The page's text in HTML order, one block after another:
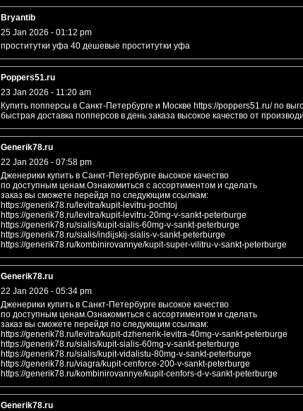
Bryantib
25 Jan 2026 - 01:12 pm
проститутки уфа 40 дешевые проститутки уфа
Poppers51.ru
23 Jan 2026 - 11:20 am
Купить попперсы в Санкт-Петербурге и Москве https://poppers51.ru/ по
быстрая доставка попперсов в день заказа высокое качество от
Generik78.ru
22 Jan 2026 - 07:58 pm
Дженерики купить в Санкт-Петербурге высокое качество
по доступным ценам.Ознакомиться с ассортиментом и сделать
заказ вы сможете перейдя по следующим ссылкам:
https://generik78.ru/levitra/kupit-levitru-pochtoj
https://generik78.ru/levitra/kupit-levitru-20mg-v-sankt-peterburge
https://generik78.ru/sialis/kupit-sialis-60mg-v-sankt-peterburge
https://generik78.ru/sialis/indijskij-sialis-v-sankt-peterburge
https://generik78.ru/kombinirovannye/kupit-super-vilitru-v-sankt-peterburge
Generik78.ru
22 Jan 2026 - 05:34 pm
Дженерики купить в Санкт-Петербурге высокое качество
по доступным ценам.Ознакомиться с ассортиментом и сделать
заказ вы сможете перейдя по следующим ссылкам:
https://generik78.ru/levitra/kupit-dzhenerik-levitra-40mg-v-sankt-peterburge
https://generik78.ru/sialis/kupit-sialis-60mg-v-sankt-peterburge
https://generik78.ru/sialis/kupit-vidalistu-80mg-v-sankt-peterburge
https://generik78.ru/viagra/kupit-cenforce-200-v-sankt-peterburge
https://generik78.ru/kombinirovannye/kupit-cenfors-d-v-sankt-peterburge
Generik78.ru